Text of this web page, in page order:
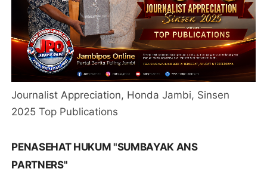
Journalist Appreciation, Honda Jambi, Sinsen
2025 Top Publications
PENASEHAT HUKUM "SUMBAYAK ANS
PARTNERS"